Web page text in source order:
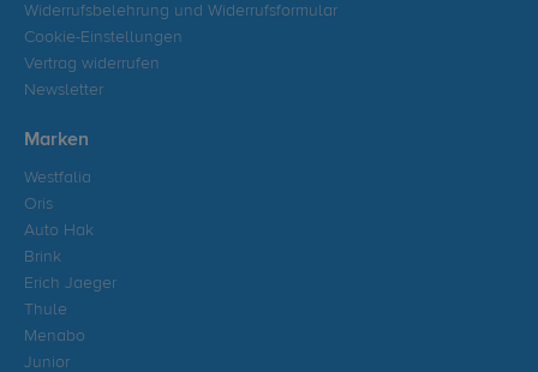
Widerrufsbelehrung und Widerrufsformular
Cookie-Einstellungen
Vertrag widerrufen
Newsletter
Marken
Westfalia
Oris
Auto Hak
Brink
Erich Jaeger
Thule
Menabo
Junior